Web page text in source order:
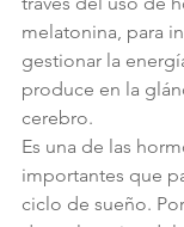
melatonina, para
gestionar la
produce en la
cerebro.
Es una de las
importantes que
ciclo de sueño.